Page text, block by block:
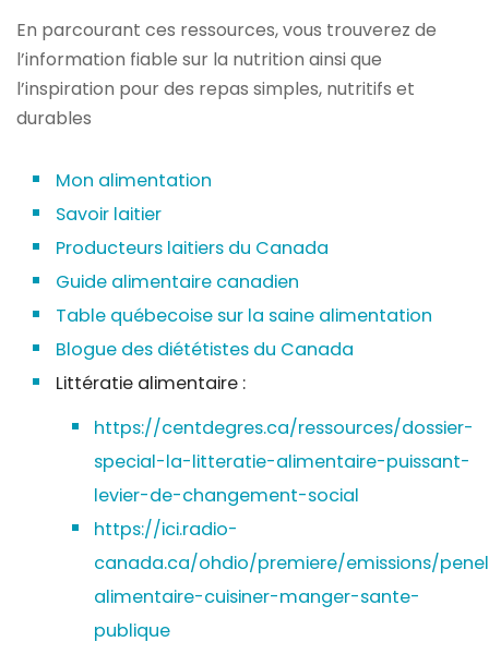
En parcourant ces ressources, vous trouverez de
l’information fiable sur la nutrition ainsi que
l’inspiration pour des repas simples, nutritifs et
durables
Mon alimentation
Savoir laitier
Producteurs laitiers du Canada
Guide alimentaire canadien
Table québecoise sur la saine alimentation
Blogue des diététistes du Canada
Littératie alimentaire :
https://centdegres.ca/ressources/dossier-
special-la-litteratie-alimentaire-puissant-
levier-de-changement-social
https://ici.radio-
canada.ca/ohdio/premiere/emissions/
alimentaire-cuisiner-manger-sante-
publique